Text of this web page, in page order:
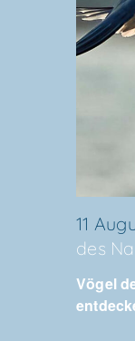
Vögel
11
des